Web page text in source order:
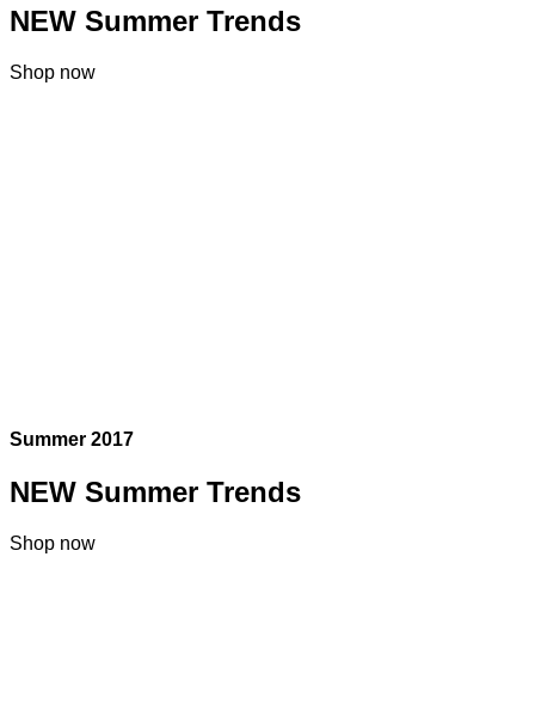
NEW Summer Trends
Shop now
Summer 2017
NEW Summer Trends
Shop now